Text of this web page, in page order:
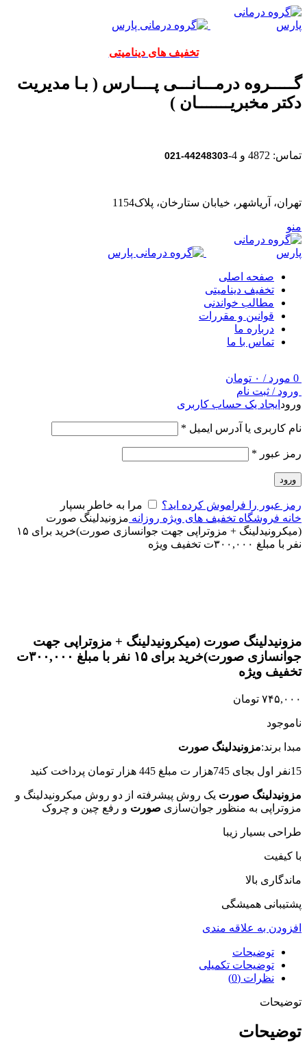
تخفیف های دینامیتی
گـــــروه درمـــانـــی پــــارس ( بـا مدیریت
دکتر مخبریـــــــان )
تماس: 4872 و 4- 44248303-021
تهران، آریاشهر، خیابان ستارخان، پلاک1154
منو
صفحه اصلی
تخفیف دینامیتی
مطالب خواندنی
قوانین و مقررات
درباره ما
تماس با ما
0 مورد / ۰ تومان
ورود / ثبت نام
ورود ایجاد یک حساب کاربری
نام کاربری یا آدرس ایمیل *
رمز عبور *
ورود
رمز عبور را فراموش کرده اید؟
مرا به خاطر بسپار
خانه فروشگاه تخفیف های ویژه روزانه مزونیدلینگ صورت
(میکرونیدلینگ + مزوتراپی جهت جوانسازی صورت)خرید برای ۱۵
نفر با مبلغ ۳۰۰,۰۰۰ت تخفیف ویژه
مزونیدلینگ صورت (میکرونیدلینگ + مزوتراپی جهت
جوانسازی صورت)خرید برای ۱۵ نفر با مبلغ ۳۰۰,۰۰۰ت
تخفیف ویژه
۷۴۵,۰۰۰ تومان
ناموجود
مبدا برند:مزونیدلینگ صورت
15نفر اول بجای 745هزار ت مبلغ 445 هزار تومان پرداخت کنید
مزونیدلینگ صورت یک روش پیشرفته از دو روش میکرونیدلینگ و
مزوتراپی به منظور جوان‌سازی صورت و رفع چین و چروک
طراحی بسیار زیبا
با کیفیت
ماندگاری بالا
پشتیبانی همیشگی
افزودن به علاقه مندی
توضیحات
توضیحات تکمیلی
نظرات (0)
توضیحات
توضیحات